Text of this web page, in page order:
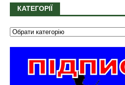
КАТЕГОРІЇ